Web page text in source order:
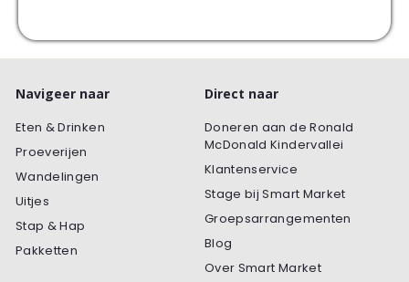
Navigeer naar
Eten & Drinken
Proeverijen
Wandelingen
Uitjes
Stap & Hap
Pakketten
Direct naar
Doneren aan de Ronald
McDonald Kindervallei
Klantenservice
Stage bij Smart Market
Groepsarrangementen
Blog
Over Smart Market